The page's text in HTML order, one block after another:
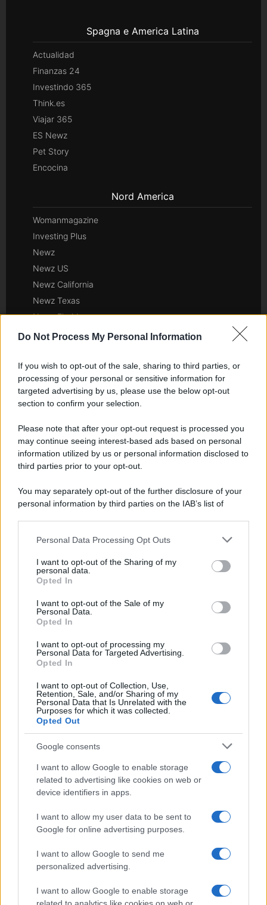
Do Not Process My Personal Information
If you wish to opt-out of the sale, sharing to third parties, or
processing of your personal or sensitive information for
targeted advertising by us, please use the below opt-out
section to confirm your selection.
Please note that after your opt-out request is processed you
may continue seeing interest-based ads based on personal
information utilized by us or personal information disclosed to
third parties prior to your opt-out.
You may separately opt-out of the further disclosure of your
personal information by third parties on the IAB’s list of
This information may also be disclosed by us to third parties
disclose it to other third parties.
Please note that this website/app uses one or more Google
services and may gather and store information including but
not limited to your visit or usage behaviour. You may click to
grant or deny consent to Google and its third-party tags to
consent section.
Personal Data Processing Opt Outs
I want to opt-out of the Sharing of my
personal data.
Opted In
I want to opt-out of the Sale of my
Personal Data.
Opted In
I want to opt-out of processing my
Personal Data for Targeted Advertising.
Opted In
I want to opt-out of Collection, Use,
Retention, Sale, and/or Sharing of my
Personal Data that Is Unrelated with the
Purposes for which it was collected.
Opted Out
Google consents
I want to allow Google to enable storage
related to advertising like cookies on web or
device identifiers in apps.
I want to allow my user data to be sent to
Google for online advertising purposes.
I want to allow Google to send me
personalized advertising.
I want to allow Google to enable storage
Spagna e America Latina
Actualidad
Finanzas 24
Investindo 365
Think.es
Viajar 365
ES Newz
Pet Story
Encocina
Nord America
Womanmagazine
Investing Plus
Newz
Newz US
Newz California
Newz Texas
Newz Florida
Newz New York
Newz Illinois
Newz Ohio
Gameland
Scoop Mag
Lgbtqia News
Motors Magazine 365
Home Magazine 365
Cineverse Magazine
InvestirMag
Investieren24
UK
News Hub UK
Investeren 24
NL Newz